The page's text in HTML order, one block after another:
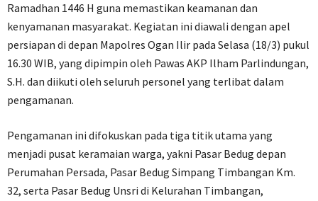
Ramadhan 1446 H guna memastikan keamanan dan
kenyamanan masyarakat. Kegiatan ini diawali dengan apel
persiapan di depan Mapolres Ogan Ilir pada Selasa (18/3) pukul
16.30 WIB, yang dipimpin oleh Pawas AKP Ilham Parlindungan,
S.H. dan diikuti oleh seluruh personel yang terlibat dalam
pengamanan.
Pengamanan ini difokuskan pada tiga titik utama yang
menjadi pusat keramaian warga, yakni Pasar Bedug depan
Perumahan Persada, Pasar Bedug Simpang Timbangan Km.
32, serta Pasar Bedug Unsri di Kelurahan Timbangan,